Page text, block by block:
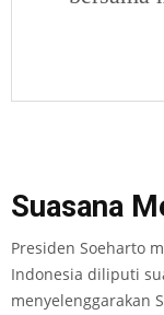
Suasana
Presiden Soeharto
Indonesia diliputi
menyelenggarakan